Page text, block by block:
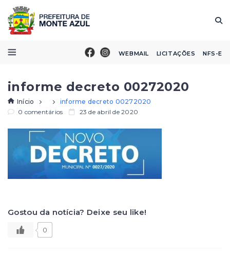
WEBMAIL LICITAÇÕES NFS-E
informe decreto 00272020
Início
informe decreto 00272020
0 comentários
23 de abril de 2020
Gostou da notícia? Deixe seu like!
0